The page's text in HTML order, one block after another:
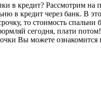
в кредит? Рассмотрим на
в кредит через банк. В
то стоимость спальни
сегодня, плати потом!
Вы можете ознакомится